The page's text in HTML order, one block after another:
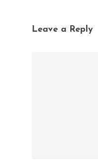
Leave a Reply